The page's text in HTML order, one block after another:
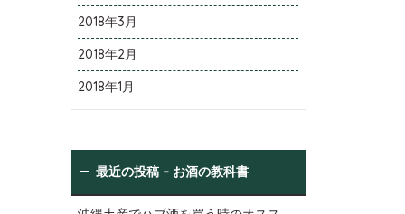
2018年3月
2018年2月
2018年1月
最近の投稿 – お酒の教科書